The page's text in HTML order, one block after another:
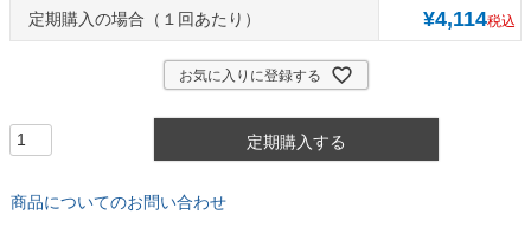
１回あたり ¥4,114税込
お気に入りに登録する
定期購入する
商品についてのお問い合わせ